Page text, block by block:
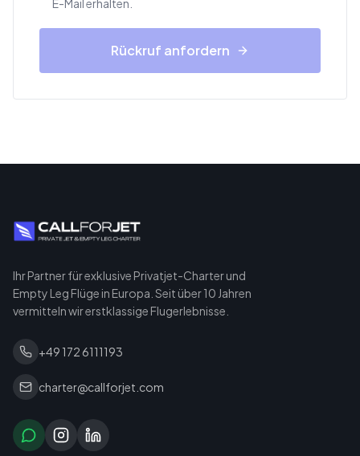
E-Mail erhalten.
Rückruf anfordern
Ihr Partner für exklusive Privatjet-Charter und
Empty Leg Flüge in Europa. Seit über 10 Jahren
vermitteln wir erstklassige Flugerlebnisse.
+49 172 6111193
charter@callforjet.com